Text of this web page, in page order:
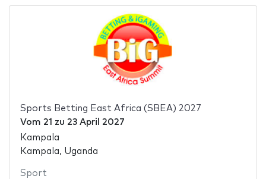
Sports Betting East Africa (SBEA) 2027
Vom 21 zu 23 April 2027
Kampala
Kampala, Uganda
Sport